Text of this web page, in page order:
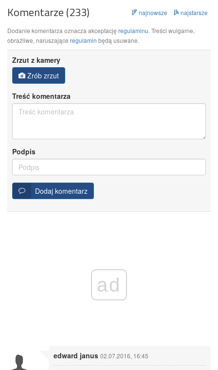
najnowsze najstarsze
Komentarze (233)
Dodanie komentarza oznacza akceptację regulaminu. Treści wulgarne,
obraźliwe, naruszające regulamin będą usuwane.
Zrzut z kamery
Zrób zrzut
Treść komentarza
Podpis
Dodaj komentarz
ad
edward janus 02.07.2016, 16:45